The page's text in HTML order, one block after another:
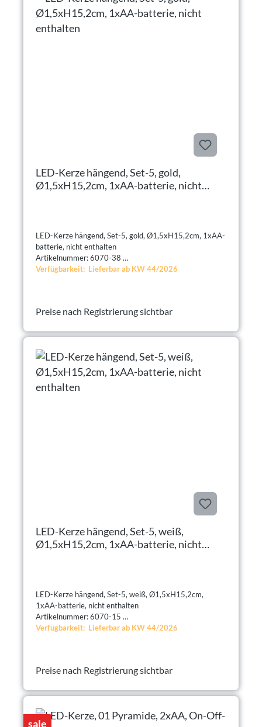
LED-Kerze hängend, Set-5, gold,
Ø1,5xH15,2cm, 1xAA-batterie, nicht
LED-Kerze hängend, Set-5, gold, Ø1,5xH15,2cm, 1xAA-
batterie, nicht enthalten
Artikelnummer: 6070-38
Verfügbarkeit: Lieferbar ab KW 44/2026
Preise nach Registrierung sichtbar
LED-Kerze hängend, Set-5, weiß,
Ø1,5xH15,2cm, 1xAA-batterie, nicht
LED-Kerze hängend, Set-5, weiß, Ø1,5xH15,2cm,
1xAA-batterie, nicht enthalten
Artikelnummer: 6070-15
Verfügbarkeit: Lieferbar ab KW 44/2026
Preise nach Registrierung sichtbar
sale